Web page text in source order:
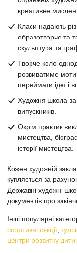
креативне
Класи надають
образотворче та
скульптура та
Творче коло
розвиватиме
переймати ідеї і
Художня школа
випускників.
Окрім практик
мистецтва,
історії мистецтва.
Кожен художній
купляється за
Державні художні
документів про
Інші популярні
спортивні секції
центри розвитку